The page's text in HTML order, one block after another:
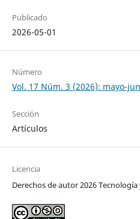
Publicado
2026-05-01
Número
Vol. 17 Núm. 3 (2026): mayo-
Sección
Artículos
Licencia
Derechos de autor 2026